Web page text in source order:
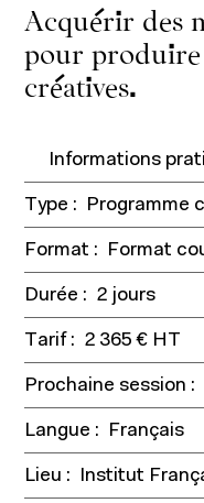
Acquérir des
pour produire
créatives.
Informations
Type : Programme
Format : Format
Durée : 2 jours
Tarif : 2 365 € HT
Prochaine session :
Langue : Français
Lieu : Institut